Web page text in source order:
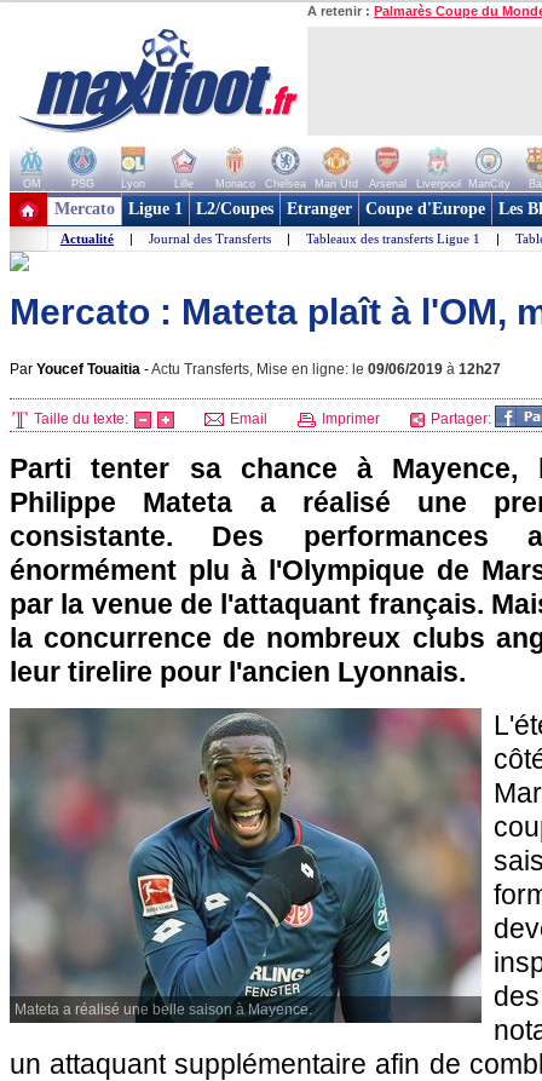
A retenir : Palmarès Coupe du
OM PSG Lyon Lille Monaco Chelsea Man Utd Arsenal Liverpool ManCity
+ de clubs
Mercato Ligue 1 L2/Coupes Etranger Coupe d'Europe Les
Actualité | Journal des Transferts | Tableaux des transferts Ligue 1 |
Mercato : Mateta plaît à l'OM,
Par Youcef Touaitia -Actu Transferts, Mise en ligne: le 09/06/2019 à 12h27
Taille du texte: Email Imprimer Partager:
Parti tenter sa chance à Mayence,
Philippe Mateta a réalisé une
consistante. Des performances
énormément plu à l'Olympique de
par la venue de l'attaquant français.
la concurrence de nombreux clubs
leur tirelire pour l'ancien Lyonnais.
Mateta a réalisé une belle saison à Mayence.
un attaquant supplémentaire afin de